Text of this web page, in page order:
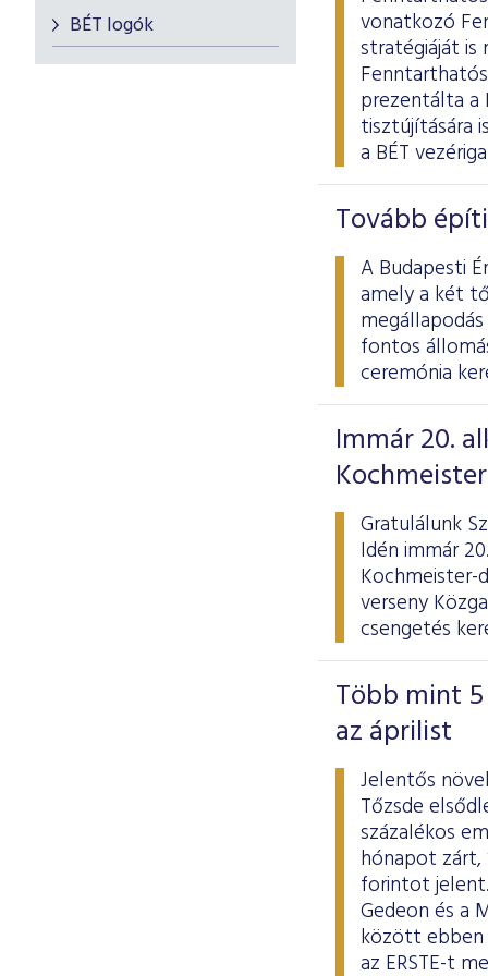
BÉT logók
vonatkozó
stratégiáját is
prezentálta a
tisztújítására
a BÉT
Tovább
A Budapesti
amely a két
fontos
ceremónia
Immár 20.
Gratulálunk
Idén immár
Kochmeister-
verseny
csengetés
Több mint
az áprilist
Jelentős
Tőzsde
százalékos
hónapot zárt,
forintot
Gedeon és a
között ebben
az ERSTE-t